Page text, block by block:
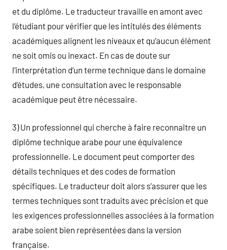
et du diplôme. Le traducteur travaille en amont avec
l’étudiant pour vérifier que les intitulés des éléments
académiques alignent les niveaux et qu’aucun élément
ne soit omis ou inexact. En cas de doute sur
l’interprétation d’un terme technique dans le domaine
d’études, une consultation avec le responsable
académique peut être nécessaire.
3) Un professionnel qui cherche à faire reconnaître un
diplôme technique arabe pour une équivalence
professionnelle. Le document peut comporter des
détails techniques et des codes de formation
spécifiques. Le traducteur doit alors s’assurer que les
termes techniques sont traduits avec précision et que
les exigences professionnelles associées à la formation
arabe soient bien représentées dans la version
française.